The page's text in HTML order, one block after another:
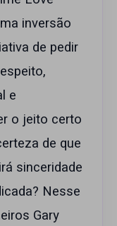
inversão
de pedir
e
o jeito certo
de que
sinceridade
Nesse
Gary